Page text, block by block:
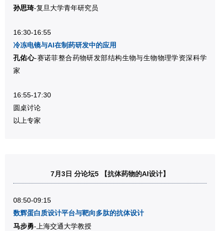
孙思琦-复旦大学青年研究员
16:30-16:55
冷冻电镜与AI在制药研发中的应用
孔佑心-赛诺菲整合药物研发部结构生物与生物物理学资深科学
家
16:55-17:30
圆桌讨论
以上专家
7月3日 分论坛5 【抗体药物的AI设计】
08:50-09:15
数辉蛋白质设计平台与靶向多肽的抗体设计
马步勇-上海交通大学教授